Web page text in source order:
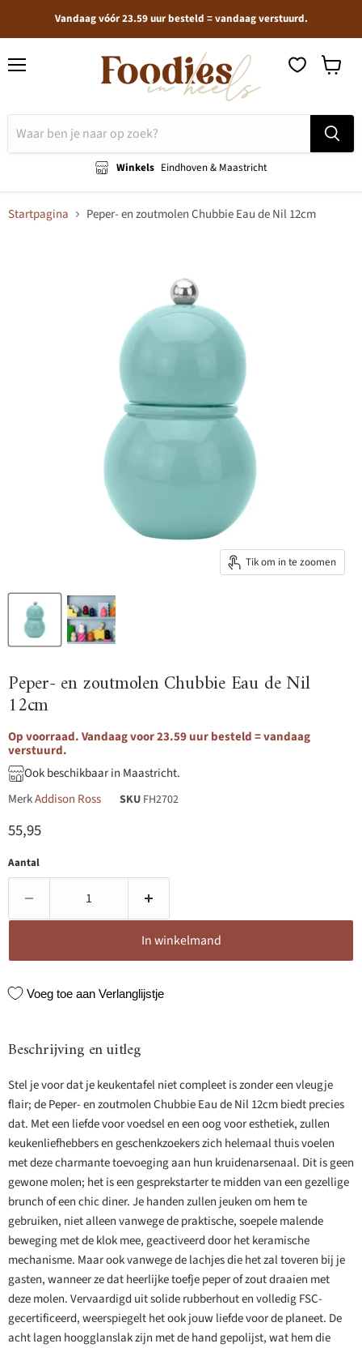
Vandaag vóór 23.59 uur besteld = vandaag verstuurd.
Winkels Eindhoven & Maastricht
Startpagina Peper- en zoutmolen Chubbie Eau de Nil 12cm
Tik om in te zoomen
Peper- en zoutmolen Chubbie Eau de Nil
12cm
Op voorraad. Vandaag voor 23.59 uur besteld = vandaag
verstuurd.
Ook beschikbaar in Maastricht.
MerkAddison Ross SKU FH2702
Huidige prijs
55,95
Aantal
In winkelmand
Voeg toe aan Verlanglijstje
Beschrijving en uitleg
Stel je voor dat je keukentafel niet compleet is zonder een vleugje
flair; de Peper- en zoutmolen Chubbie Eau de Nil 12cm biedt precies
dat. Met een liefde voor voedsel en een oog voor esthetiek, zullen
keukenliefhebbers en geschenkzoekers zich helemaal thuis voelen
met deze charmante toevoeging aan hun kruidenarsenaal. Dit is geen
gewone molen; het is een gesprekstarter te midden van een gezellige
brunch of een chic diner. Je handen zullen jeuken om hem te
gebruiken, niet alleen vanwege de praktische, soepele malende
beweging met de klok mee, geactiveerd door het keramische
mechanisme. Maar ook vanwege de lachjes die het zal toveren bij je
gasten, wanneer ze dat heerlijke toefje peper of zout draaien met
deze molen. Vervaardigd uit solide rubberhout en volledig FSC-
gecertificeerd, weerspiegelt het ook jouw liefde voor de planeet. De
acht lagen hoogglanslak zijn met de hand gepolijst, wat hem die